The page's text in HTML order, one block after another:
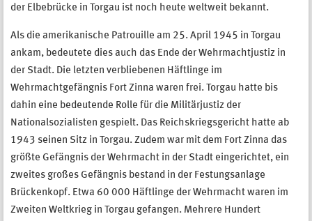
der Elbebrücke in Torgau ist noch heute weltweit bekannt.
Als die amerikanische Patrouille am 25. April 1945 in Torgau
ankam, bedeutete dies auch das Ende der Wehrmachtjustiz in
der Stadt. Die letzten verbliebenen Häftlinge im
Wehrmachtgefängnis Fort Zinna waren frei. Torgau hatte bis
dahin eine bedeutende Rolle für die Militärjustiz der
Nationalsozialisten gespielt. Das Reichskriegsgericht hatte ab
1943 seinen Sitz in Torgau. Zudem war mit dem Fort Zinna das
größte Gefängnis der Wehrmacht in der Stadt eingerichtet, ein
zweites großes Gefängnis bestand in der Festungsanlage
Brückenkopf. Etwa 60 000 Häftlinge der Wehrmacht waren im
Zweiten Weltkrieg in Torgau gefangen. Mehrere Hundert